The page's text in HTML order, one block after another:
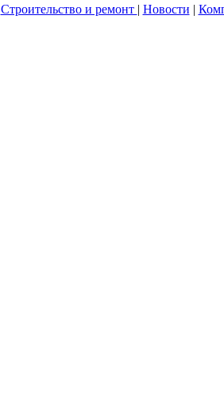
Строительство и ремонт | Новости |